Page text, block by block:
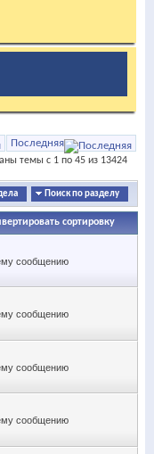
Последняя
темы с 1 по 45 из 13424
Поиск по разделу